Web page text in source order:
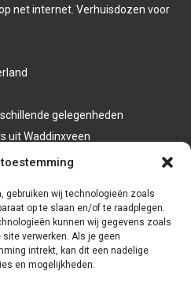
gebruiken wij technologieën zoals
op te slaan en/of te raadplegen.
kunnen wij gegevens zoals
verwerken. Als je geen
intrekt, kan dit een nadelige
en mogelijkheden.
net internet. Verhuisdozen voor
gelegenheden
uit Waddinxveen